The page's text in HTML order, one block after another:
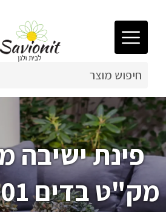
ריפוד לריהוט גן
פינות זולה
פופים
ריהוט גן
פינת ישיבה
מק"ט בדים 6001 ו- 110